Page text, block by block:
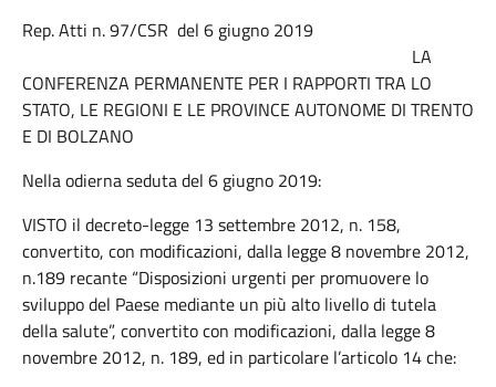
Rep. Atti n. 97/CSR del 6 giugno 2019
LA
CONFERENZA PERMANENTE PER I RAPPORTI TRA LO
STATO, LE REGIONI E LE PROVINCE AUTONOME DI TRENTO
E DI BOLZANO
Nella odierna seduta del 6 giugno 2019:
VISTO il decreto-legge 13 settembre 2012, n. 158,
convertito, con modificazioni, dalla legge 8 novembre 2012,
n.189 recante “Disposizioni urgenti per promuovere lo
sviluppo del Paese mediante un più alto livello di tutela
della salute”, convertito con modificazioni, dalla legge 8
novembre 2012, n. 189, ed in particolare l’articolo 14 che: